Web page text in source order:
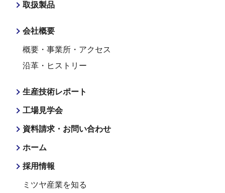
取扱製品
会社概要
概要・事業所・アクセス
沿革・ヒストリー
生産技術レポート
工場見学会
資料請求・お問い合わせ
ホーム
採用情報
ミツヤ産業を知る